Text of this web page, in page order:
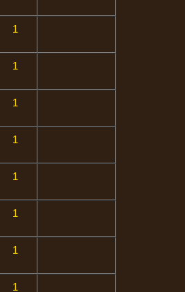
1
1
1
1
1
1
1
1